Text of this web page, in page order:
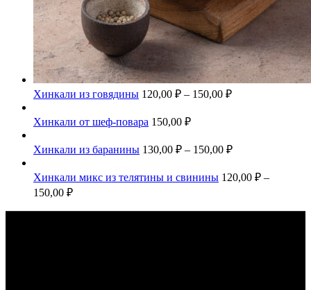
Хинкали из говядины 120,00 ₽ – 150,00 ₽
Хинкали от шеф-повара 150,00 ₽
Хинкали из баранины 130,00 ₽ – 150,00 ₽
Хинкали микс из телятины и свинины 120,00 ₽ –
150,00 ₽